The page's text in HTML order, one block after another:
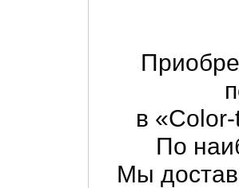
в
По
Мы